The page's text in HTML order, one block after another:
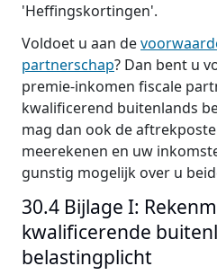
'Heffingskortingen'.
Voldoet u aan de
partnerschap? Dan bent u
premie-inkomen fiscale
kwalificerend buitenlands
mag dan ook de
meerekenen en uw
gunstig mogelijk over u
30.4 Bijlage I:
kwalificerende
belastingplicht